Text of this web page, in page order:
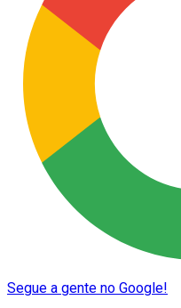
Segue a gente no Google!